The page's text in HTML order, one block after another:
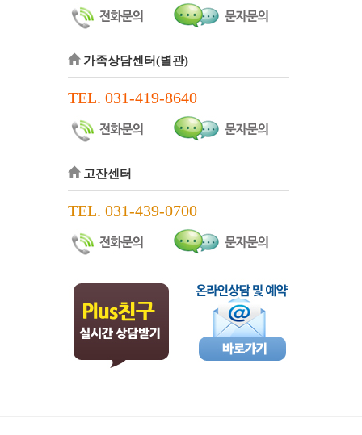
가족상담센터(별관)
TEL. 031-419-8640
고잔센터
TEL. 031-439-0700